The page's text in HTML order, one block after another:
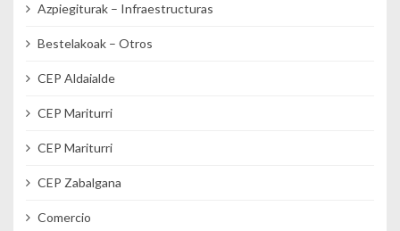
Azpiegiturak – Infraestructuras
Bestelakoak – Otros
CEP Aldaialde
CEP Mariturri
CEP Mariturri
CEP Zabalgana
Comercio